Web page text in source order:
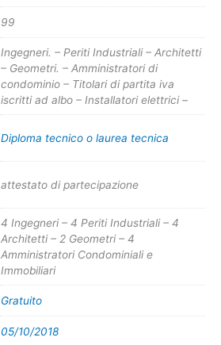
99
Ingegneri. – Periti Industriali – Architetti
– Geometri. – Amministratori di
condominio – Titolari di partita iva
iscritti ad albo – Installatori elettrici –
Diploma tecnico o laurea tecnica
attestato di partecipazione
4 Ingegneri – 4 Periti Industriali – 4
Architetti – 2 Geometri – 4
Amministratori Condominiali e
Immobiliari
Gratuito
05/10/2018